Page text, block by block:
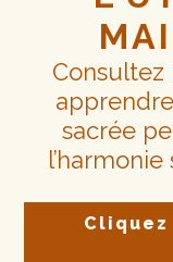
sacrée